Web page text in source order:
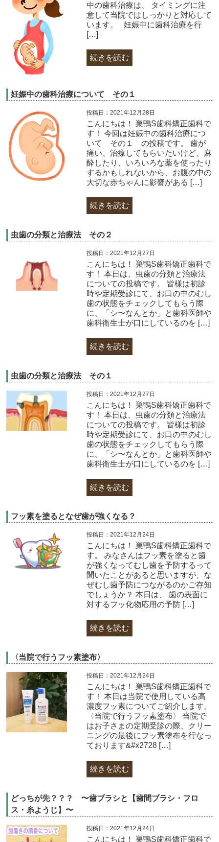
中の歯科治療は、 タイミングに注
意して当院ではしっかりと対応して
います。 妊娠中に歯科治療を行
[…]
続きを読む
妊娠中の歯科治療について その１
投稿日：2021年12月28日
こんにちは！ 巣鴨S歯科矯正歯科で
す！ 今回は妊娠中の歯科治療につ
いて その１ の投稿です。 歯が
痛い、治療してもらいたいけど、麻
酔したり、いろいろな薬を使ったり
するかもしれないから、お腹の中の
大切な赤ちゃんに影響がある […]
続きを読む
虫歯の分類と治療法 その２
投稿日：2021年12月27日
こんにちは！ 巣鴨S歯科矯正歯科で
す！ 本日は、虫歯の分類と治療法
についての投稿です。 皆様は初診
時や定期受診にて、お口の中のむし
歯の状態をチェックしてもらう際
に、「シ〜なんとか」と歯科医師や
歯科衛生士が口にしているのを […]
続きを読む
虫歯の分類と治療法 その１
投稿日：2021年12月27日
こんにちは！ 巣鴨S歯科矯正歯科で
す！ 本日は、虫歯の分類と治療法
についての投稿です。 皆様は初診
時や定期受診にて、お口の中のむし
歯の状態をチェックしてもらう際
に、「シ〜なんとか」と歯科医師や
歯科衛生士が口にしているのを […]
続きを読む
フッ素を塗るとなぜ歯が強くなる？
投稿日：2021年12月24日
こんにちは！ 巣鴨S歯科矯正歯科で
す。 みなさんはフッ素を塗ると歯
が強くなってむし歯を予防するって
聞いたことがあると思いますが、な
ぜむし歯予防につながるのかご存知
でしょうか？ 本日は、 歯の表面に
対するフッ化物応用の予防 […]
続きを読む
〈当院で行うフッ素塗布〉
投稿日：2021年12月24日
こんにちは！ 巣鴨S歯科矯正歯科で
す！ 本日は当院で使用している高
濃度フッ素についてご紹介します。
〈当院で行うフッ素塗布〉 当院で
はお子さまの定期受診の際、クリー
ニングの最後にフッ素塗布を行なっ
ております&#x2728 […]
続きを読む
どっちが先？？？ 〜歯ブラシと【歯間ブラシ・フロ
ス・糸ようじ】〜
投稿日：2021年12月24日
こんにちは！ 巣鴨S歯科矯正歯科で